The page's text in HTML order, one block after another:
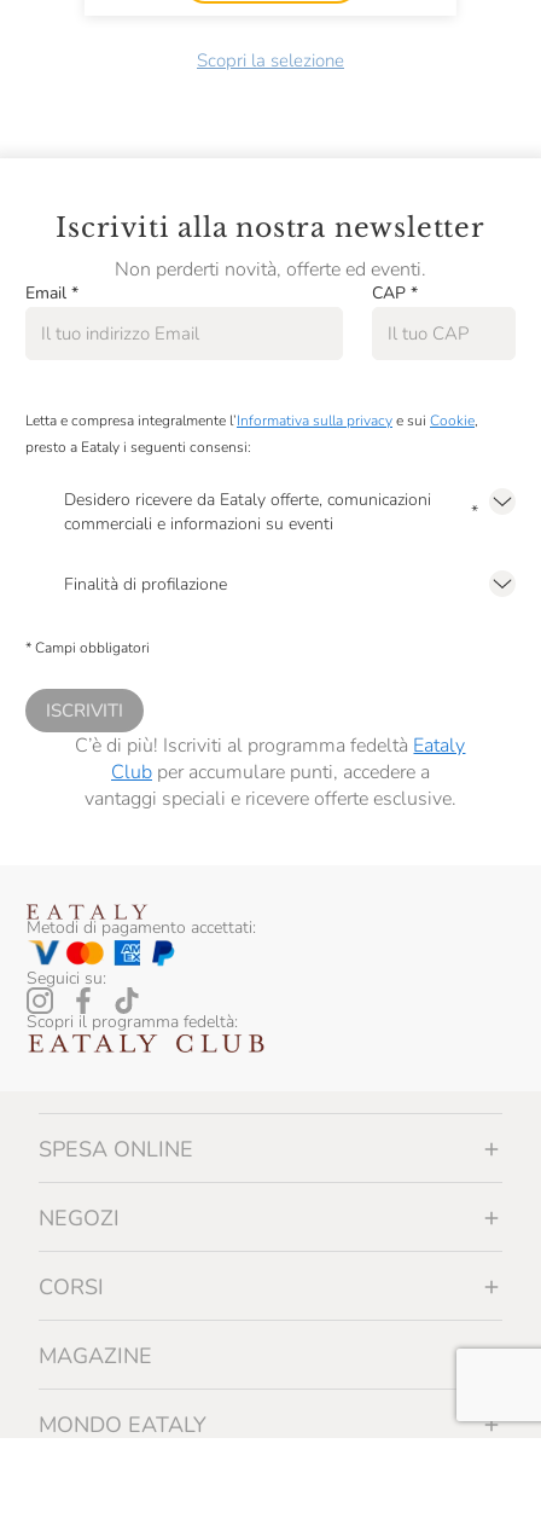
Scopri la selezione
Iscriviti alla nostra newsletter
Non perderti novità, offerte ed eventi.
Email * CAP *
Letta e compresa integralmente l’Informativa sulla privacye sui Cookie,
presto a Eataly i seguenti consensi:
Desidero ricevere da Eataly offerte, comunicazioni
commerciali e informazioni su eventi
*
Finalità di profilazione
comunicazioni commerciali personalizzate, in caso di consenso prestato ai
* Campi obbligatori
ISCRIVITI
C’è di più! Iscriviti al programma fedeltà Eataly
Clubper accumulare punti, accedere a
vantaggi speciali e ricevere offerte esclusive.
Metodi di pagamento accettati:
Seguici su:
Scopri il programma fedeltà:
SPESA ONLINE
NEGOZI
CORSI
MAGAZINE
MONDO EATALY